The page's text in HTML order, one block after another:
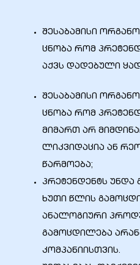
შესაბამისი
ცნობა რომ
აქვს დადებული
შესაბამისი
ცნობა რომ
მიმართ არ
ლიკვიდაცია ან
წარმოება;
პრეტენდენტს
ხუთი წლის
ანალოგიური
გამოცდილება
კომპანიისთვის.